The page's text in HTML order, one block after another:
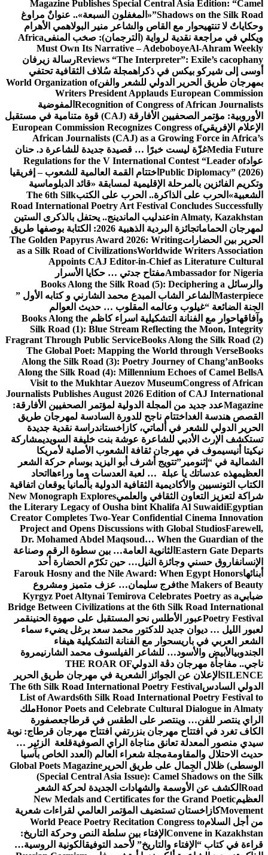
Magazine Publishes Special Central Asia Edition: “Camel
Shadows on the Silk Road” «المغفلون السبعة».. عنوانٌ مراوغ
وحكاياتٌ لا تنتهيحوار مع القاص والشاعر منير البولاهمي الأهرام
ويكلي في مراجعة نقدية لرواية (الترجمان): صخب المنفىAfrica
Must Own Its Narrative – AdeboboyeAl-Ahram Weekly
Reviews “The Interpreter”: Exile’s cacophanyرسالة زيرفان
أوسى إلى شيركو بيكس في ذكراهمجلة سُلاف الثقافية تحتفي
بمهرجان طريق الحرير الدولي للشعر والفنWorld Organization of
Writers President Applauds European Commission
Recognition of Congress of African Journalists المفوضية
الأوروبية: مؤتمر الصحفيين الأفارقة (CAJ) قوة متنامية في مستقبل
الإعلام الإفريقيEuropean Commission Recognizes Congress of
African Journalists (CAJ) as a Growing Force in Africa’s
Media Futureغزّة ليست خبرًا … قصيدة جديدة للشاعرة د. حنان
عوادRegulations for the V International Contest “Leader of
Public Diplomacy” (2026) اختتام القمة العالمية للشعوب – إفريقيا
وتكريم الفائزين بالمرحلة الإقليمية لمسابقة «قائد الدبلوماسية
الشعبية» الحرب على الذاكرة.. الحرب على الكتبThe 6th Silk
Road International Poetry Art Festival Concludes Successfully
in Almaty, Kazakhstanعندليب الماندينج.. يحتفل بالذكرى الستين
لمهرجان الحمامات
جائزة البردية الذهبية 2026: الكتابة بوصفها طريق
الحرير بين الحضاراتThe Golden Papyrus Award 2026: Writing
as a Silk Road of CivilizationsWorldwide Writers Association
Appoints CAJ Editor-in-Chief as Literature Cultural
Ambassador for Nigeriaمفتاح جدتي … حكايا الأسرار
والرسائل Books Along the Silk Road (5): Deciphering a
Masterpiece الشاعر الشاب المبدع محمد الشارني و كتابه الأول ”
الجنة الضائعة “غيلوب وعالمه المقلوب … حديث العوالم
وآفاقهاحوار مع الفنانة التشكيلية اسراء كاظم Books Along the
Silk Road (1): Blue Stream Reflecting the Moon, Integrity
Fragrant Through Public ServiceBooks Along the Silk Road (2)
The Global Poet: Mapping the World through VerseBooks
Along the Silk Road (3): Poetry Journey of Chang’anBooks
Along the Silk Road (4): Millennium Echoes of Camel BellsA
Visit to the Mukhtar Auezov MuseumCongress of African
Journalists Publishes August 2026 Edition of CAJ International
Magazineعدد جديد من المجلة الدولية لمؤتمر الصحفيين الأفارقة:
القصص هندسة الغد اختتام ناجح للدورة السادسة لمهرجان طريق
الحرير الدولي للشعر في ألماتي، كازاخستاندراسة نقدية جديدة
تستكشف الإرث الأدبي للشاعرة عوشة بنت خليفة السويديمشاركة
نيكيتا أنيسيموف في مهرجان ثقافة الشعوب الأصلية لأمريكا
الشمالية في “إثنومير”تتويج أشرف أبو اليزيد بوسام حركة الشعر
العظيمهذه عدساتك يا عبلة … لعبة العدسات وما وراءها اتحاد
الكتاب التونسيين والأكاديمية الثقافية الدولية بألمانيا يوقعان اتفاقية
شراكة لتعزيز التعاون الثقافي والعلميNew Monograph Explores
the Literary Legacy of Ousha bint Khalifa Al SuwaidiEgyptian
Creator Completes Two-Year Confidential Cinema Innovation
Project and Opens Discussions with Global StudiosFarewell,
Dr. Mohamed Abdel Maqsoud… When the Guardian of the
Eastern Gate Departs الثانوية العامة… بين سطوة الرقم وصناعة
الإنسانفاروق حسني وجائزة النيل… حين تكرّم الحضارة أحد
أبنائهاFarouk Hosny and the Nile Award: When Egypt Honors
the Makers of Beautyفرج سليمان… عزف متميز ومشروع
ضبابيKyrgyz Poet Altynai Temirova Celebrates Poetry as a
Bridge Between Civilizations at the 6th Silk Road International
Poetry Festivalعبور الأطلس نحو المستقبل على صهوة الحنينقمر
لعبور الليل … ديوان جديد للدكتور محمد سعد برغل يضيء سماء
الشعر العربي في باريسحوار مع الفنانة التشكيلية هيفاء
الجندوبيالأبيض والأسود… للشاعر الفيلسوف محمد الشارنيمروة
ناجي.. مفاجأة مهرجان دڨة الدوليTHE ROAR OF
SILENCE الإعلان عن الجوائز الشعرية في مهرجان طريق الحرير
الدولي السادسThe 6th Silk Road International Poetry Festival
List of Awards6th Silk Road International Poetry Festival to
Honor Poets and Celebrate Cultural Dialogue in Almatyملك
الراي ينتصر للفن… وينتصر على الطقس في قرطاجعصفورة
الكاف تغرد في افتتاح مهرجان بنزرتفي افتتاح مهرجان قرطاج: نوبة
سيدي منصور المعدلة تعانق مناجاة الراي الصوفيةقلعة الزئير …
حديث الاحتلال والمقاومةمجلة شعراء العالم (العدد الخاص بآسيا
الوسطى) ظلال الجِمال على طريق الحرير Global Poets Magazine
(Special Central Asia Issue): Camel Shadows on the Silk
Road الكشف عن الأوسمة والشهادات الجديدة لحركة الشعر
العظيمNew Medals and Certificates for the Grand Poetic
Movementكازاخستان تستضيف المؤتمر العالمي لقراءات شعرية
من أجل السلامWorld Peace Poetry Recitation Congress to
Convene in Kazakhstan الإفتاء بين سلطة النص وحركة التاريخ:
قراءة في كتاب “الإفتاء والتاريخ” لأحمد التوفيقالكونية الروسية…